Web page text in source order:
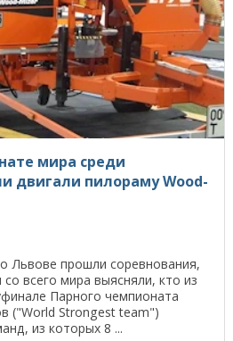
мира среди
двигали пилораму Wood-
Львове прошли соревнования,
всего мира выясняли, кто из
Парного чемпионата
("World Strongest team")
из которых 8 ...